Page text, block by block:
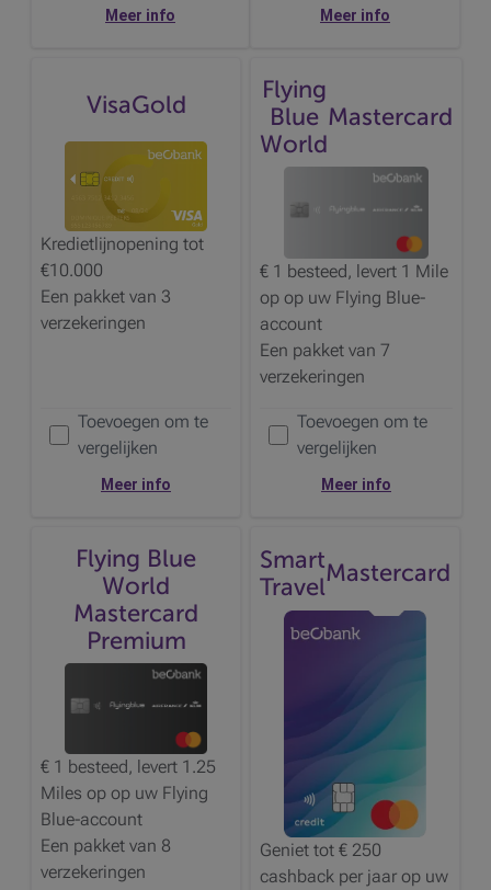
Meer info Meer info
VisaGold
Kredietlijnopening tot
€10.000
Een pakket van 3
verzekeringen
Voeg de
Toevoegen om te
vergelijken
toe om te vergelijken
Meer info
Flying
Blue
World
Mastercard
€ 1 besteed, levert 1 Mile
op op uw Flying Blue-
account
Een pakket van 7
verzekeringen
Voeg de
Toevoegen om te
vergelijken
toe om te vergelijken
Meer info
Flying Blue
World
Mastercard
Premium
€ 1 besteed, levert 1.25
Miles op op uw Flying
Blue-account
Een pakket van 8
verzekeringen
Smart
TravelMastercard
Geniet tot € 250
cashback per jaar op uw